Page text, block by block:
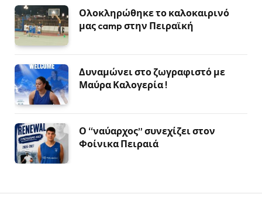
Ολοκληρώθηκε το καλοκαιρινό
μας camp στην Πειραϊκή
Δυναμώνει στο ζωγραφιστό με
Μαύρα Καλογερία !
Ο “ναύαρχος” συνεχίζει στον
Φοίνικα Πειραιά